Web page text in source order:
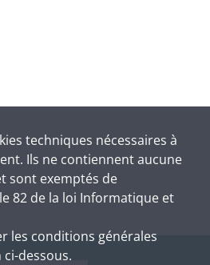
techniques nécessaires à
Ils ne contiennent aucune
sont exemptés de
82 de la loi Informatique et
les conditions générales
dessous.